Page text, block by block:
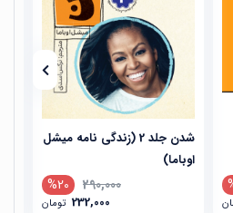
شدن جلد 2 (زندگی نامه میشل
اوباما)
290,000
%20
232,000 تومان